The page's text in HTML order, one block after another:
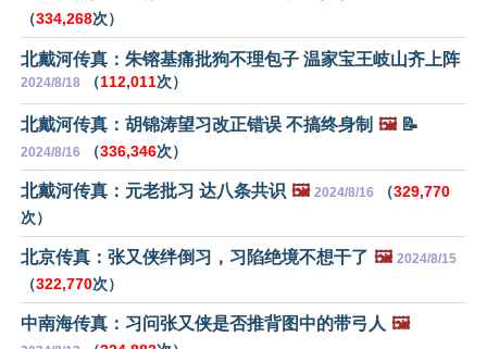
（334,268次）
北戴河传真：朱镕基痛批狗不理包子 温家宝王岐山齐上阵
2024/8/18 （112,011次）
北戴河传真：胡锦涛望习改正错误 不搞终身制 🖼️📝
2024/8/16 （336,346次）
北戴河传真：元老批习 达八条共识 🖼️ 2024/8/16 （329,770
次）
北京传真：张又侠绊倒习，习陷绝境不想干了 🖼️ 2024/8/15
（322,770次）
中南海传真：习问张又侠是否推背图中的带弓人 🖼️